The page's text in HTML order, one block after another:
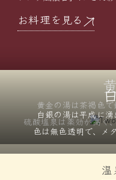
お料理を見る
黄金の湯は茶褐色
硫酸塩泉は薬効が高く
白銀の湯は平成に
色は無色透明で、メ
温